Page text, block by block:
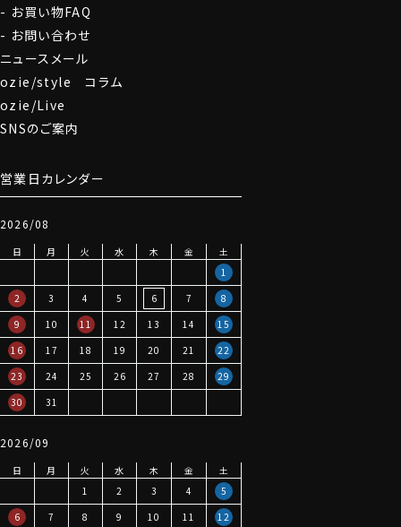
お買い物FAQ
お問い合わせ
ニュースメール
ozie/style コラム
ozie/Live
SNSのご案内
営業日カレンダー
2026/08
日 月 火 水 木 金
土
1
2
3 4 5 6 7
8
9
10 11 12 13 14
15
16
17 18 19 20 21
22
23
24 25 26 27 28
29
30
31
2026/09
日 月 火 水 木 金
土
1
2 3 4
5
6
7 8 9 10 11
12